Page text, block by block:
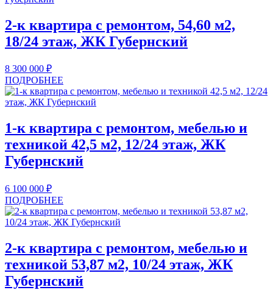
2-к квартира с ремонтом, 54,60 м2,
18/24 этаж, ЖК Губернский
8 300 000 ₽
ПОДРОБНЕЕ
1-к квартира с ремонтом, мебелью и
техникой 42,5 м2, 12/24 этаж, ЖК
Губернский
6 100 000 ₽
ПОДРОБНЕЕ
2-к квартира с ремонтом, мебелью и
техникой 53,87 м2, 10/24 этаж, ЖК
Губернский